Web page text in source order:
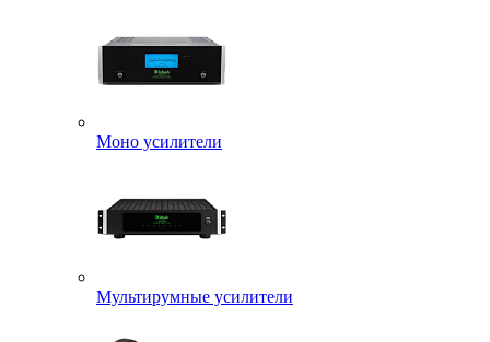
Моно усилители
Мультирумные усилители